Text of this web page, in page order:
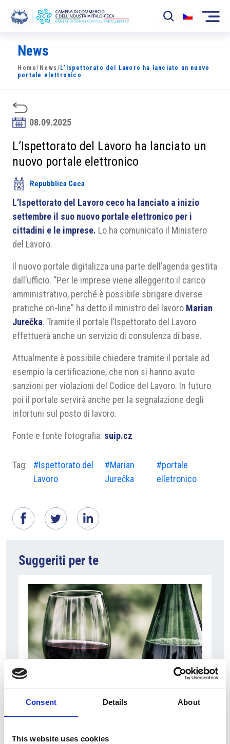
Consent Details About
This website uses cookies
La Camera
News
Sviluppo Mercato
Soci
Partner
Progetti
Area riservata
News
Home/ News/ L’Ispettorato del Lavoro ha lanciato un nuovo
portale elettronico
08.09.2025
L’Ispettorato del Lavoro ha lanciato un
nuovo portale elettronico
Repubblica Ceca
L’Ispettorato del Lavoro ceco ha lanciato a inizio
settembre il suo nuovo portale elettronico per i
cittadini e le imprese. Lo ha comunicato il Ministero
del Lavoro.
Il nuovo portale digitalizza una parte dell’agenda gestita
dall’ufficio. “Per le imprese viene alleggerito il carico
amministrativo, perché è possibile sbrigare diverse
pratiche on-line” ha detto il ministro del lavoro Marian
Jurečka. Tramite il portale l’Ispettorato del Lavoro
effettuerà anche un servizio di consulenza di base.
Attualmente è possibile chiedere tramite il portale ad
esempio la certificazione, che non si hanno avuto
sanzioni per violazioni del Codice del Lavoro. In futuro
poi il portale servirà anche per la segnalazione degli
infortuni sul posto di lavoro.
Fonte e fonte fotografia: suip.cz
Tag:
#Ispettorato del
Lavoro
#Marian
Jurečka
#portale
elletronico
Suggeriti per te
Il vino italiano rimane leader sul mercato ceco